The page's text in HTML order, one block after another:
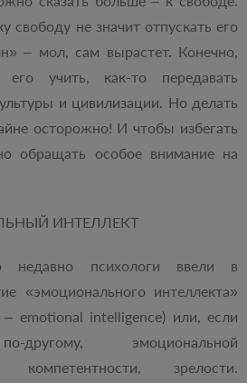
свободу не значит отпускать его
– мол, сам вырастет. Конечно,
учить, как-то передавать
и цивилизации. Но делать
осторожно! И чтобы избегать
обращать особое внимание на
ИНТЕЛЛЕКТ
недавно психологи ввели в
«эмоционального интеллекта»
– emotional intelligence) или, если
другому, эмоциональной
компетентности, зрелости.